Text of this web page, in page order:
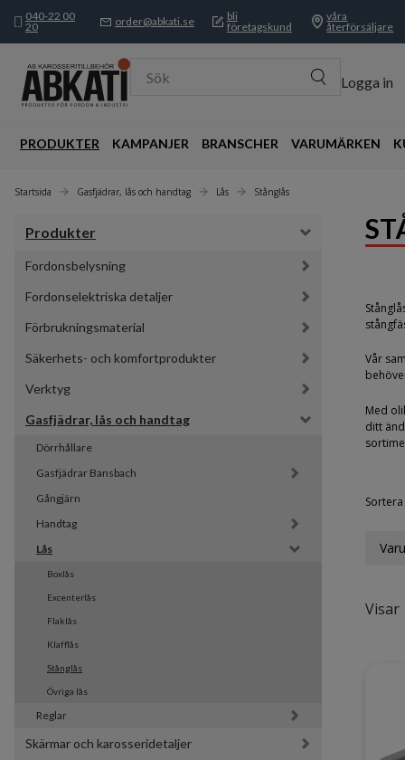
040-22 00
20
order@abkati.se
bli
företagskund
våra
återförsäljare
Sök Logga in
PRODUKTER KAMPANJER BRANSCHER VARUMÄRKEN
Startsida Gasfjädrar, lås och handtag Lås Stånglås
Produkter
Fordonsbelysning
Fordonselektriska detaljer
Förbrukningsmaterial
Säkerhets- och komfortprodukter
Verktyg
Gasfjädrar, lås och handtag
Dörrhållare
Gasfjädrar Bansbach
Gångjärn
Handtag
Lås
Boxlås
Excenterlås
Flaklås
Klafflås
Stånglås
Övriga lås
Reglar
Skärmar och karosseridetaljer
Vår
Med
ditt
Visar